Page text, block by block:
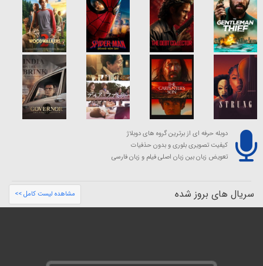
دوبله حرفه ای از برترین گروه های دوبلاژ
کیفیت تصویری بلوری و بدون حذفیات
تعویض زبان بین زبان اصلی فیلم و زبان فارسی
سریال های بروز شده مشاهده لیست کامل >>